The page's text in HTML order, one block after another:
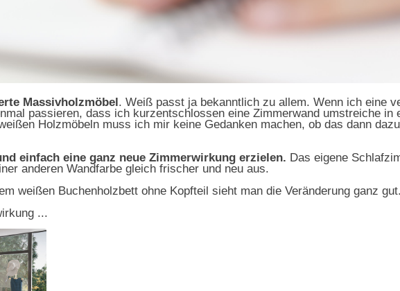
Massivholzmöbel. Weiß passt ja bekanntlich zu allem. Wenn ich eine
passieren, dass ich kurzentschlossen eine Zimmerwand umstreiche in
Holzmöbeln muss ich mir keine Gedanken machen, ob das dann
einfach eine ganz neue Zimmerwirkung erzielen. Das eigene
anderen Wandfarbe gleich frischer und neu aus.
weißen Buchenholzbett ohne Kopfteil sieht man die Veränderung ganz gut.
...